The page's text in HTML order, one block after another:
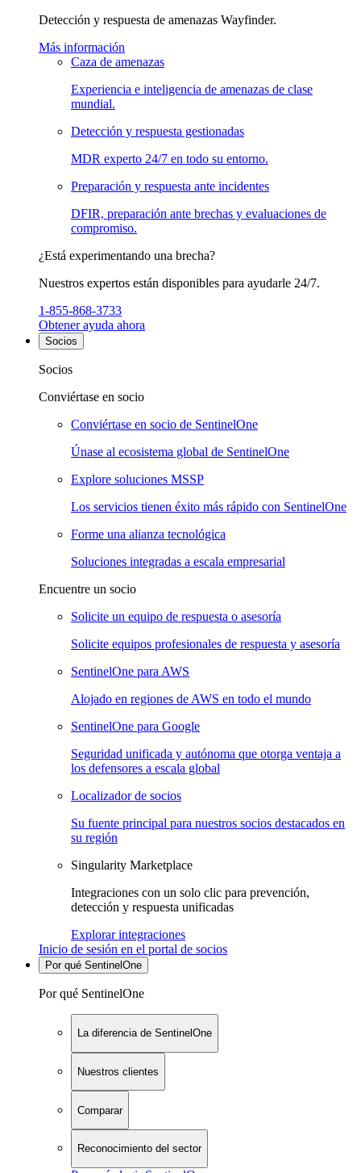
Detección y respuesta de amenazas Wayfinder.
Más información
Caza de amenazas
Experiencia e inteligencia de amenazas de clase
mundial.
Detección y respuesta gestionadas
MDR experto 24/7 en todo su entorno.
Preparación y respuesta ante incidentes
DFIR, preparación ante brechas y evaluaciones de
compromiso.
¿Está experimentando una brecha?
Nuestros expertos están disponibles para ayudarle 24/7.
1-855-868-3733
Obtener ayuda ahora
Socios
Socios
Conviértase en socio
Conviértase en socio de SentinelOne
Únase al ecosistema global de SentinelOne
Explore soluciones MSSP
Los servicios tienen éxito más rápido con SentinelOne
Forme una alianza tecnológica
Soluciones integradas a escala empresarial
Encuentre un socio
Solicite un equipo de respuesta o asesoría
Solicite equipos profesionales de respuesta y asesoría
SentinelOne para AWS
Alojado en regiones de AWS en todo el mundo
SentinelOne para Google
Seguridad unificada y autónoma que otorga ventaja a
los defensores a escala global
Localizador de socios
Su fuente principal para nuestros socios destacados en
su región
Singularity Marketplace
Integraciones con un solo clic para prevención,
detección y respuesta unificadas
Explorar integraciones
Inicio de sesión en el portal de socios
Por qué SentinelOne
Por qué SentinelOne
La diferencia de SentinelOne
Nuestros clientes
Comparar
Reconocimiento del sector